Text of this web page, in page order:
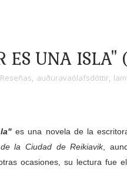
ES UNA
, auðuravaólafsdóttir,
es una novela de la
la Ciudad de Reikiavik,
ocasiones, su lectura fue